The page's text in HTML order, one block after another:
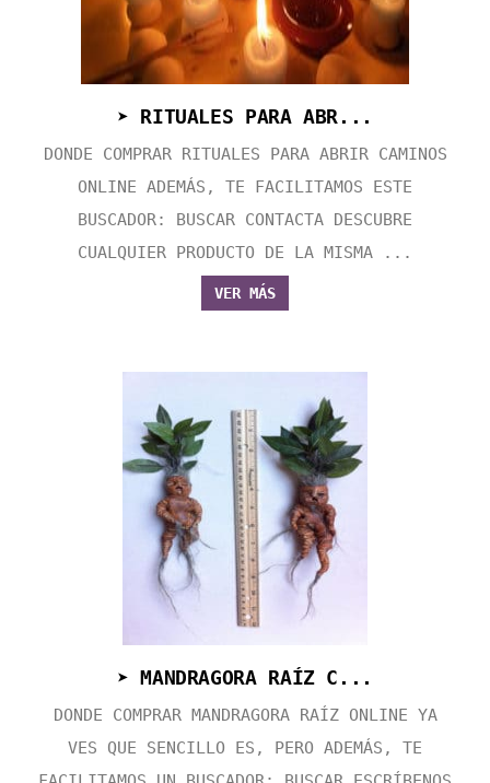
➤ RITUALES PARA ABR...
DONDE COMPRAR RITUALES PARA ABRIR CAMINOS
ONLINE ADEMÁS, TE FACILITAMOS ESTE
BUSCADOR: BUSCAR CONTACTA DESCUBRE
CUALQUIER PRODUCTO DE LA MISMA ...
VER MÁS
➤ MANDRAGORA RAÍZ C...
DONDE COMPRAR MANDRAGORA RAÍZ ONLINE YA
VES QUE SENCILLO ES, PERO ADEMÁS, TE